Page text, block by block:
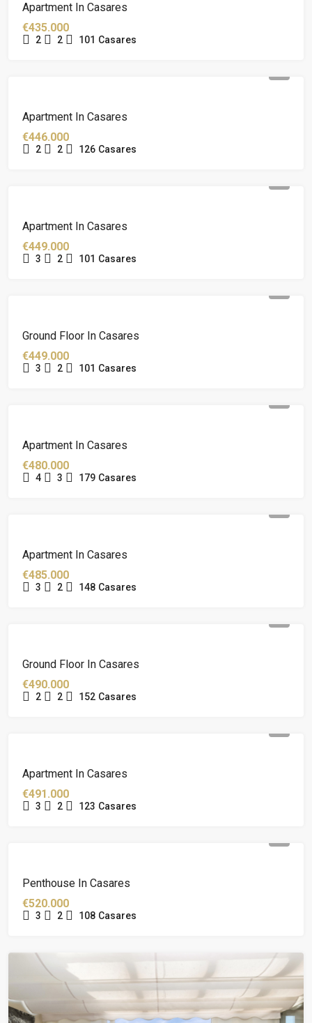
Apartment In Casares
€435.000
2 2 101 Casares
Apartment In Casares
€446.000
2 2 126 Casares
Apartment In Casares
€449.000
3 2 101 Casares
Ground Floor In Casares
€449.000
3 2 101 Casares
Apartment In Casares
€480.000
4 3 179 Casares
Apartment In Casares
€485.000
3 2 148 Casares
Ground Floor In Casares
€490.000
2 2 152 Casares
Apartment In Casares
€491.000
3 2 123 Casares
Penthouse In Casares
€520.000
3 2 108 Casares